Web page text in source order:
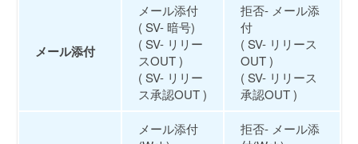
メール添付
メール添付
( SV- 暗号)
( SV- リリー
スOUT )
( SV- リリー
ス承認OUT )
拒否- メール添
付
( SV- リリース
OUT )
( SV- リリース
承認OUT )
メール添付
拒否- メール添